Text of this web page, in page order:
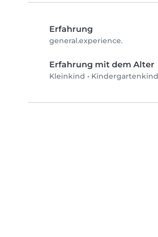
Erfahrung
general.experience.
Erfahrung mit dem Alter
Kleinkind • Kindergartenkind